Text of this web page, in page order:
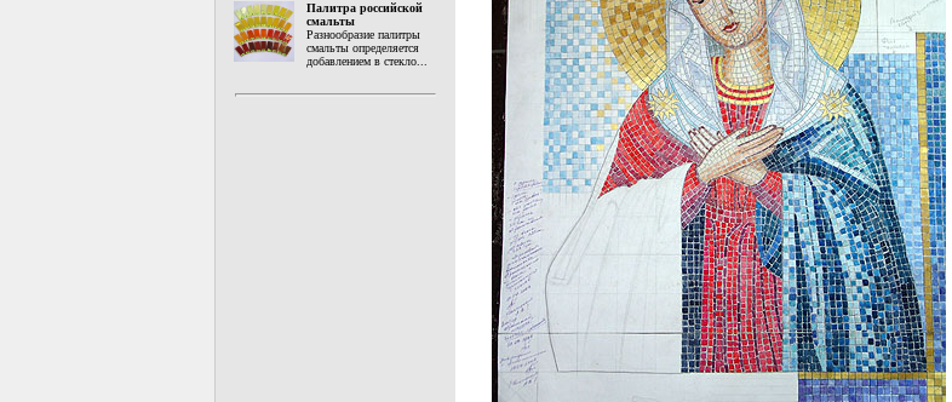
Палитра российской
смальты
Разнообразие палитры
смальты определяется
добавлением в стекло...